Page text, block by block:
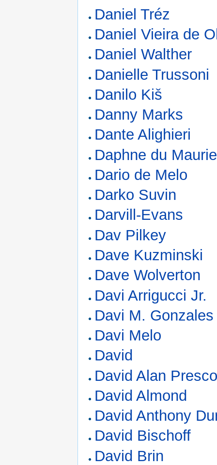
Daniel Tréz
Daniel Vieira de
Daniel Walther
Danielle Trussoni
Danilo Kiš
Danny Marks
Dante Alighieri
Daphne du
Dario de Melo
Darko Suvin
Darvill-Evans
Dav Pilkey
Dave Kuzminski
Dave Wolverton
Davi Arrigucci Jr.
Davi M. Gonzales
Davi Melo
David
David Alan
David Almond
David Anthony
David Bischoff
David Brin